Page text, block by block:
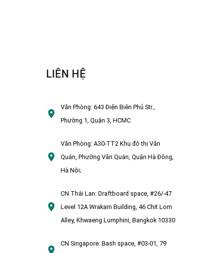
LIÊN HỆ
Văn Phòng:643 Điện Biên Phủ Str.,
Phường 1, Quận 3, HCMC
Văn Phòng:A30-TT2 Khu đô thị Văn
Quán, Phường Văn Quán, Quận Hà Đông,
Hà Nội;
CN Thái Lan: Draftboard space, #26/-47
Level 12A Wrakarn Building, 46 Chit Lom
Alley, Khwaeng Lumphini, Bangkok 10330
CN Singapore: Bash space, #03-01, 79